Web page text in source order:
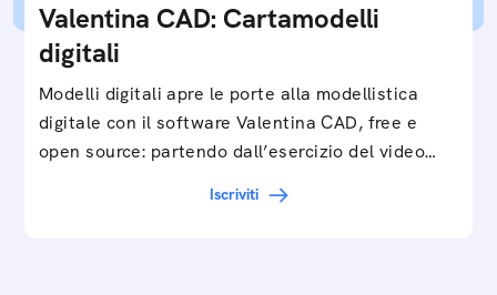
Valentina CAD: Cartamodelli
digitali
Modelli digitali apre le porte alla modellistica
digitale con il software Valentina CAD, free e
open source: partendo dall’esercizio del video…
Iscriviti